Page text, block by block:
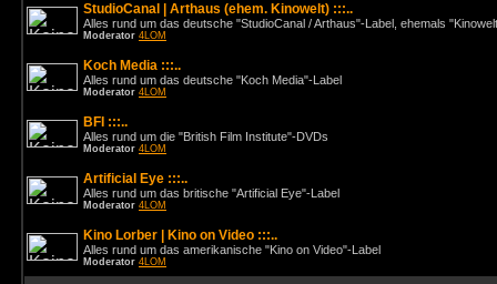
StudioCanal | Arthaus (ehem. Kinowelt) :::..
Alles rund um das deutsche "StudioCanal / Arthaus"-Label, ehemals
Moderator 4LOM
Koch Media :::..
Alles rund um das deutsche "Koch Media"-Label
Moderator 4LOM
BFI :::..
Alles rund um die "British Film Institute"-DVDs
Moderator 4LOM
Artificial Eye :::..
Alles rund um das britische "Artificial Eye"-Label
Moderator 4LOM
Kino Lorber | Kino on Video :::..
Alles rund um das amerikanische "Kino on Video"-Label
Moderator 4LOM